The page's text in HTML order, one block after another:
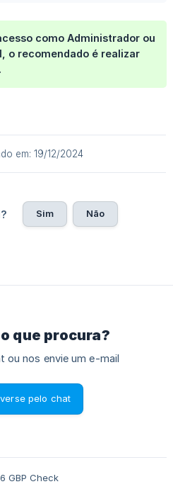
como Administrador ou
o recomendado é realizar
em: 19/12/2024
Sim Não
que procura?
ou nos envie um e-mail
pelo chat
GBP Check